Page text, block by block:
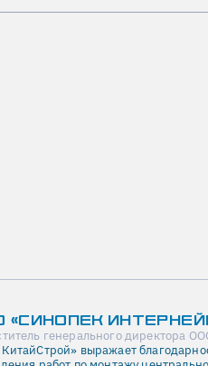
«СИНОПЕК
генерального директора
выражает